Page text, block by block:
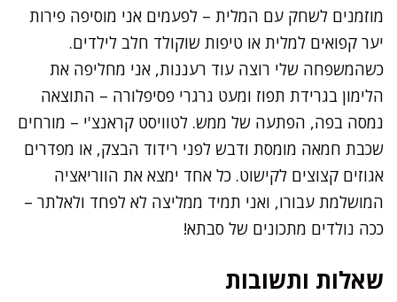
מוזמנים לשחק עם המלית – לפעמים אני מוסיפה פירות
יער קפואים למלית או טיפות שוקולד חלב לילדים.
כשהמשפחה שלי רוצה עוד רעננות, אני מחליפה את
הלימון בגרידת תפוז ומעט גרגרי פסיפלורה – התוצאה
נמסה בפה, הפתעה של ממש. לטוויסט קראנצ'י – מורחים
שכבת חמאה מומסת ודבש לפני רידוד הבצק, או מפדרים
אגוזים קצוצים לקישוט. כל אחד ימצא את הווריאציה
המושלמת עבורו, ואני תמיד ממליצה לא לפחד ולאלתר –
ככה נולדים מתכונים של סבתא!
שאלות ותשובות